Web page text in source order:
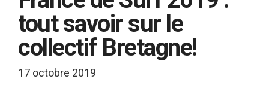
tout savoir sur le
collectif Bretagne!
17 octobre 2019